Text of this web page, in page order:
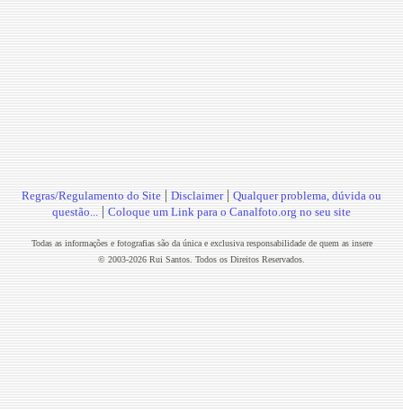
Regras/Regulamento do Site | Disclaimer| Qualquer problema, dúvida ou
questão... | Coloque um Link para o Canalfoto.org no seu site
Todas as informações e fotografias são da única e exclusiva responsabilidade de quem as insere
© 2003-2026 Rui Santos. Todos os Direitos Reservados.